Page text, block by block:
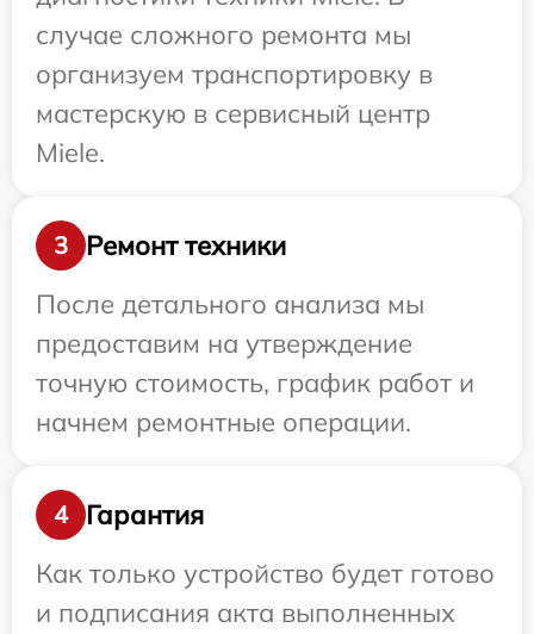
случае сложного ремонта мы
организуем транспортировку в
мастерскую в сервисный центр
Miele.
3
Ремонт техники
После детального анализа мы
предоставим на утверждение
точную стоимость, график работ и
начнем ремонтные операции.
4
Гарантия
Как только устройство будет готово
и подписания акта выполненных